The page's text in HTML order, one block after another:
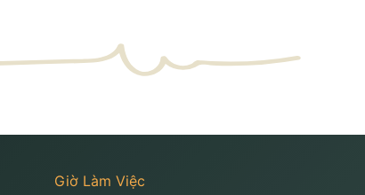
Giờ Làm Việc